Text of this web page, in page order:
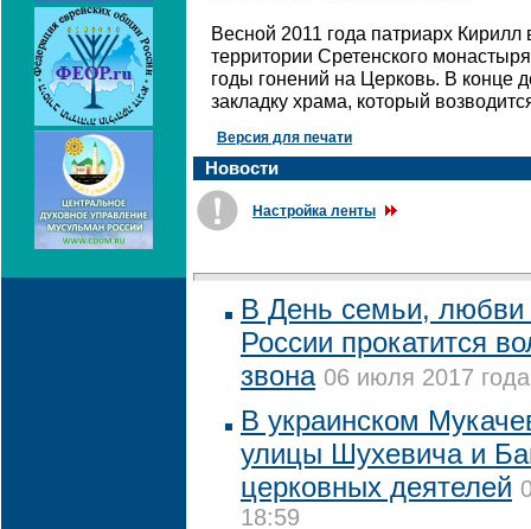
Весной 2011 года патриарх Кирилл
территории Сретенского
годы гонений на Церковь. В конце
закладку храма, который
Версия для печати
Новости
Настройка ленты
В День семьи, любви
России прокатится
звона 06 июля 2017
В украинском
улицы Шухевича и
церковных деятелей
18:59